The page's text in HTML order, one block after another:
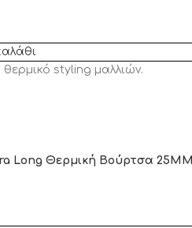
θερμικό styling μαλλιών.
Long Θερμική Βούρτσα 25MM